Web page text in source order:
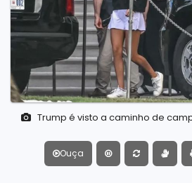
Trump é visto a caminho de
Ouça